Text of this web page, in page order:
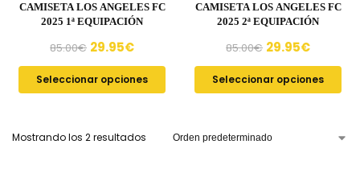
CAMISETA LOS ANGELES FC
2025 1ª EQUIPACIÓN
85.00€ 29.95€
Seleccionar opciones
CAMISETA LOS ANGELES FC
2025 2ª EQUIPACIÓN
85.00€ 29.95€
Seleccionar opciones
Mostrando los 2 resultados